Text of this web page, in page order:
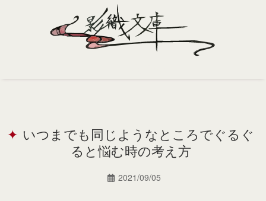
Portfolio
Support
いつまでも同じようなところでぐるぐ
ると悩む時の考え方
2021/09/05